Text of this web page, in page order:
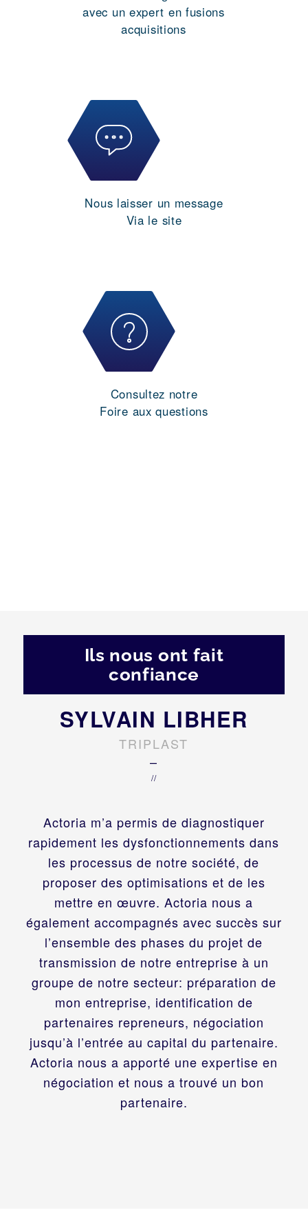
avec un expert en fusions
acquisitions
Nous laisser un message
Via le site
Consultez notre
Foire aux questions
Ils nous ont fait
confiance
Actoria m’a permis de diagnostiquer
rapidement les dysfonctionnements dans
les processus de notre société, de
proposer des optimisations et de les
mettre en œuvre. Actoria nous a
également accompagnés avec succès sur
l’ensemble des phases du projet de
transmission de notre entreprise à un
groupe de notre secteur: préparation de
mon entreprise, identification de
partenaires repreneurs, négociation
jusqu’à l’entrée au capital du partenaire.
Actoria nous a apporté une expertise en
négociation et nous a trouvé un bon
partenaire.
SYLVAIN LIBHER
TRIPLAST
–
//